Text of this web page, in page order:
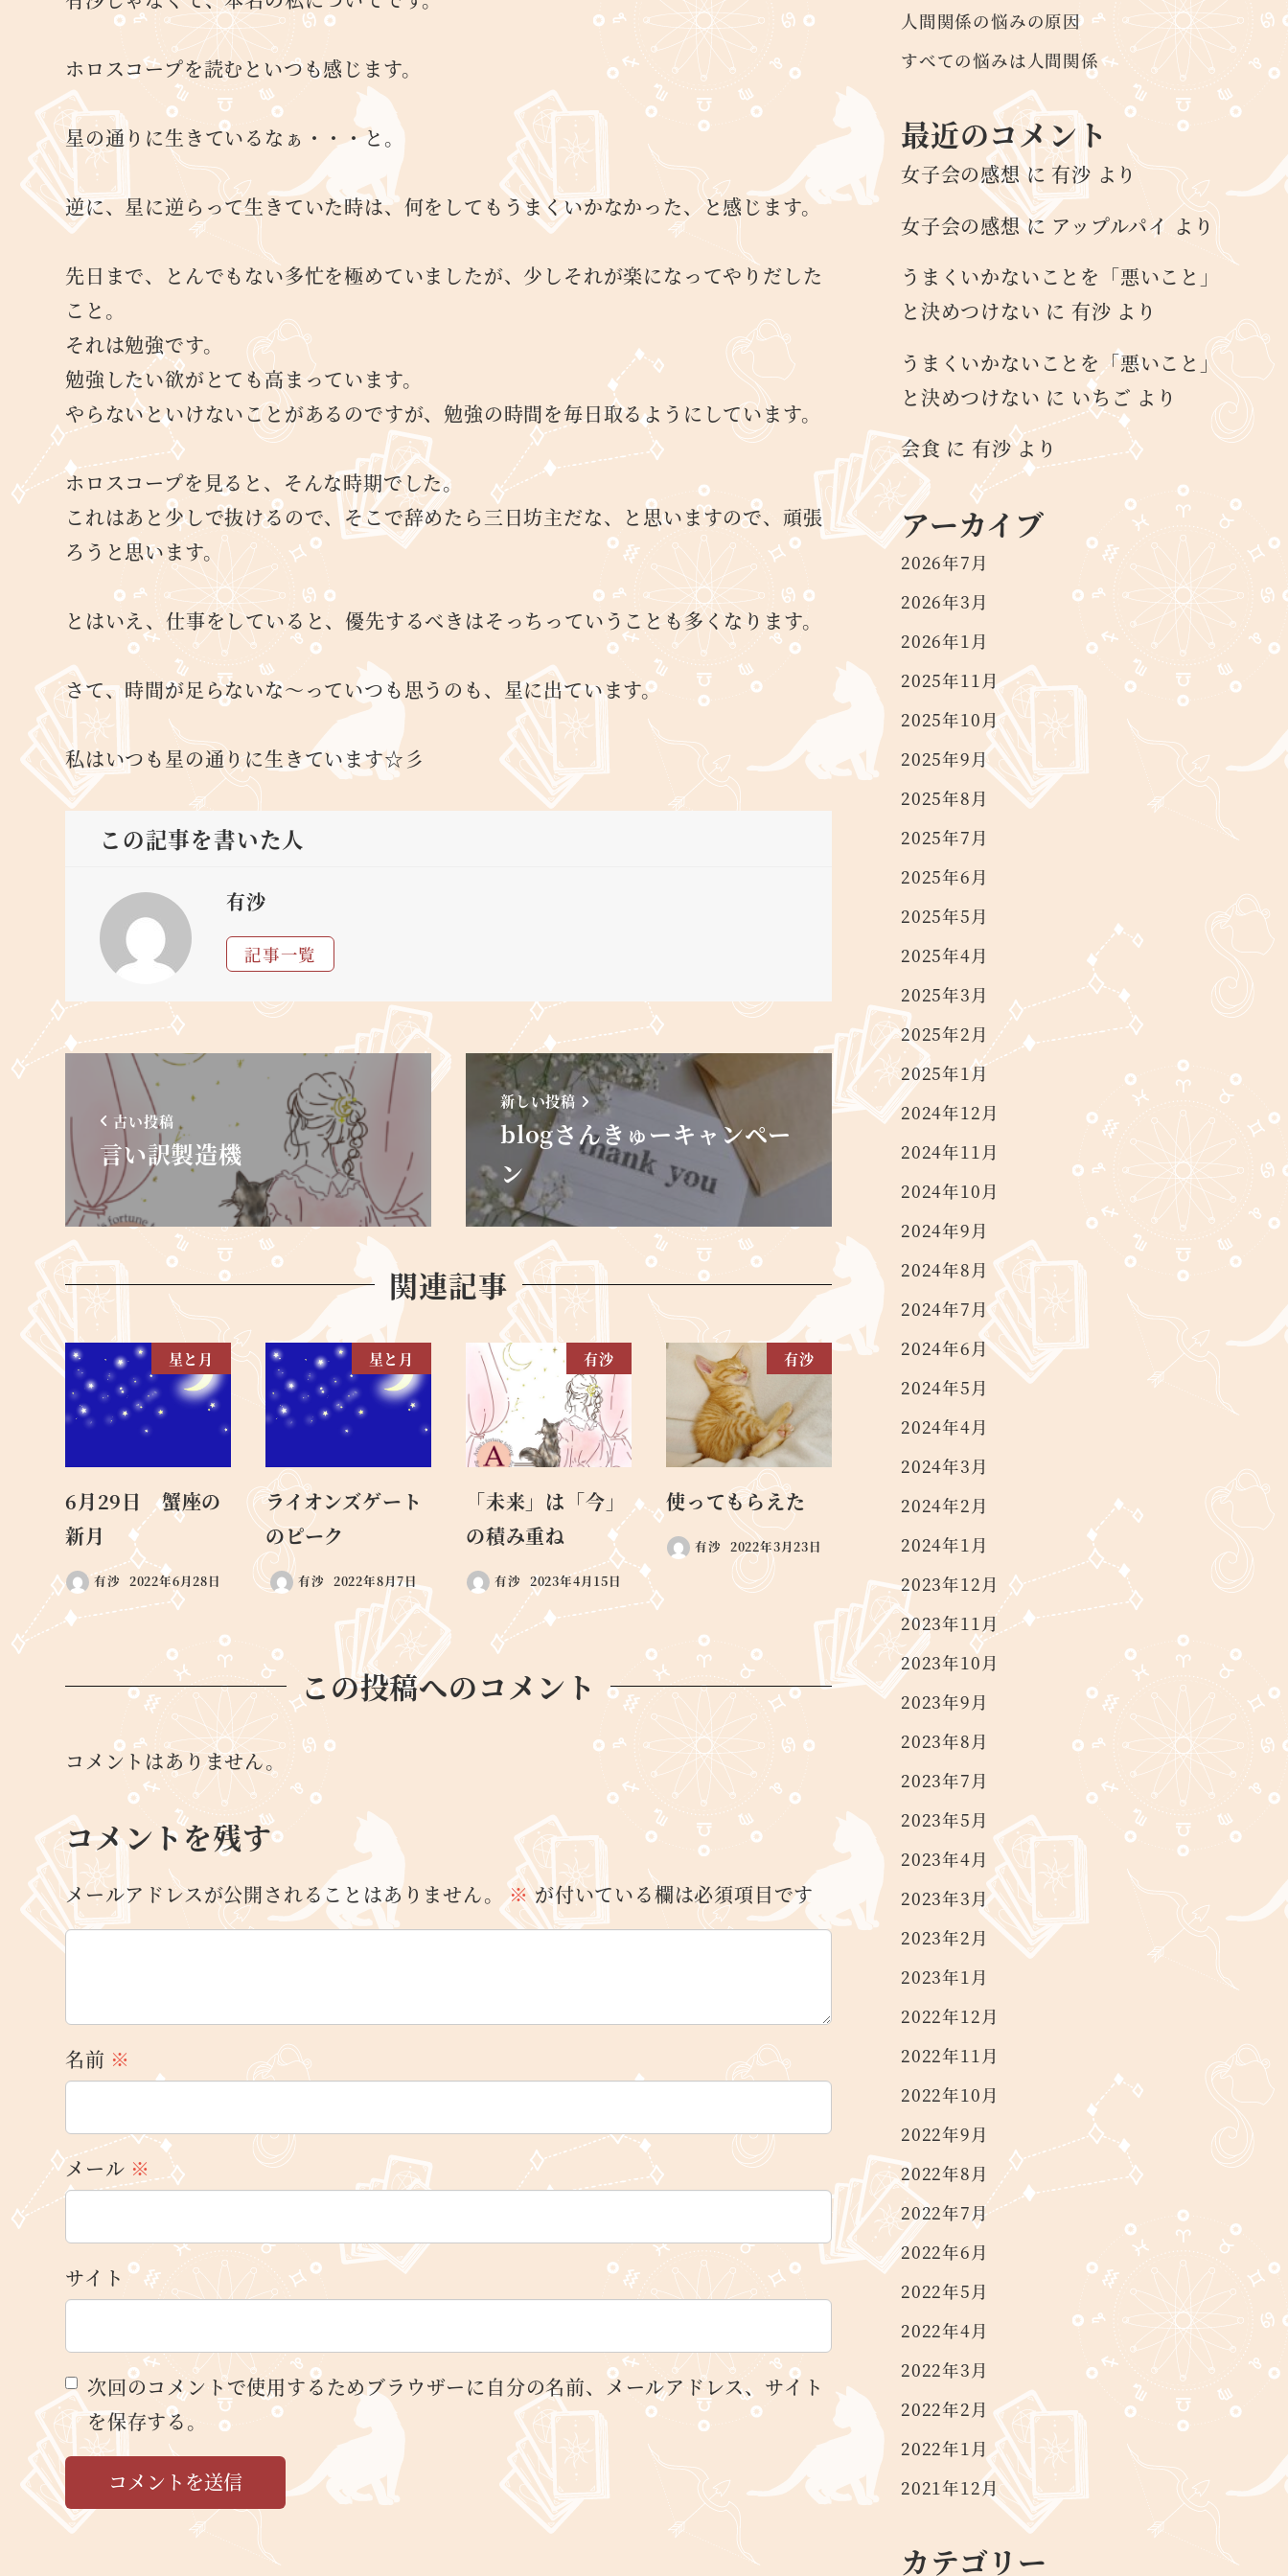
ホロスコープを読むといつも感じます。
星の通りに生きているなぁ・・・と。
逆に、星に逆らって生きていた時は、何をしてもうまくいかなかった、と感じます。
先日まで、とんでもない多忙を極めていましたが、少しそれが楽になってやりだした
こと。
それは勉強です。
勉強したい欲がとても高まっています。
やらないといけないことがあるのですが、勉強の時間を毎日取るようにしています。
ホロスコープを見ると、そんな時期でした。
これはあと少しで抜けるので、そこで辞めたら三日坊主だな、と思いますので、頑張
ろうと思います。
とはいえ、仕事をしていると、優先するべきはそっちっていうことも多くなります。
さて、時間が足らないな～っていつも思うのも、星に出ています。
私はいつも星の通りに生きています☆彡
この記事を書いた人
有沙
記事一覧
古い投稿
言い訳製造機
新しい投稿
blogさんきゅーキャンペー
ン
関連記事
星と月
6月29日 蟹座の
新月
有沙 2022年6月28日
星と月
ライオンズゲート
のピーク
有沙 2022年8月7日
有沙
「未来」は「今」
の積み重ね
有沙 2023年4月15日
有沙
使ってもらえた
有沙 2022年3月23日
この投稿へのコメント
コメントはありません。
コメントを残す
メールアドレスが公開されることはありません。 ※が付いている欄は必須項目です
名前 ※
メール ※
サイト
次回のコメントで使用するためブラウザーに自分の名前、メールアドレス、サイト
を保存する。
人間関係の悩みの原因
すべての悩みは人間関係
最近のコメント
女子会の感想に 有沙 より
女子会の感想にアップルパイ より
うまくいかないことを「悪いこと」
と決めつけない に 有沙 より
うまくいかないことを「悪いこと」
と決めつけない に いちご より
会食 に 有沙より
アーカイブ
2026年7月
2026年3月
2026年1月
2025年11月
2025年10月
2025年9月
2025年8月
2025年7月
2025年6月
2025年5月
2025年4月
2025年3月
2025年2月
2025年1月
2024年12月
2024年11月
2024年10月
2024年9月
2024年8月
2024年7月
2024年6月
2024年5月
2024年4月
2024年3月
2024年2月
2024年1月
2023年12月
2023年11月
2023年10月
2023年9月
2023年8月
2023年7月
2023年5月
2023年4月
2023年3月
2023年2月
2023年1月
2022年12月
2022年11月
2022年10月
2022年9月
2022年8月
2022年7月
2022年6月
2022年5月
2022年4月
2022年3月
2022年2月
2022年1月
2021年12月
カテゴリー